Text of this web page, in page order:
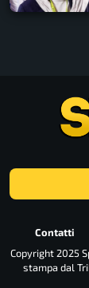
Contatti
Copyright 2025
stampa dal